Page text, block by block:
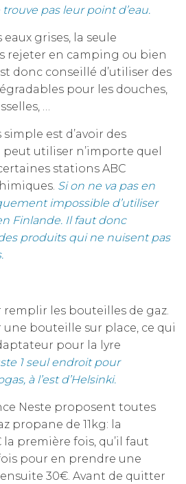
pas leur point d’eau.
grises, la seule
rejeter en camping ou bien
donc conseillé d’utiliser des
pour les douches,
…
est d’avoir des
utiliser n’importe quel
stations ABC
Si on ne va pas en
impossible d’utiliser
Finlande. Il faut donc
produits qui ne nuisent pas
remplir les bouteilles de gaz.
bouteille sur place, ce qui
pour la lyre
1 seul endroit pour
, à l’est d’Helsinki.
Neste proposent toutes
propane de 11kg: la
première fois, qu’il faut
pour en prendre une
30€. Avant de quitter